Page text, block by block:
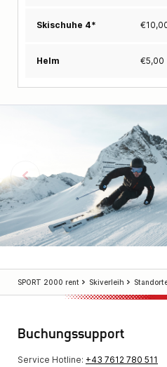
Skischuhe 4* €
Helm €5,00
SPORT 2000 rent Skiverleih
Buchungssupport
Service Hotline: +43 7612 780 511